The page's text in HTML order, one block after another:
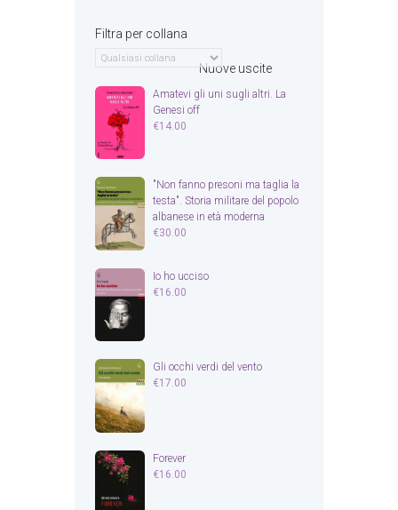
Filtra per collana
Nuove uscite
Amatevi gli uni sugli altri. La
Genesi off
€14.00
"Non fanno presoni ma taglia la
testa". Storia militare del popolo
albanese in età moderna
€30.00
Io ho ucciso
€16.00
Gli occhi verdi del vento
€17.00
Forever
€16.00